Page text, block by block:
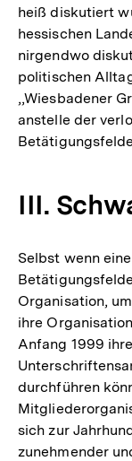
heiß diskutiert
hessischen
nirgendwo
politischen
,,Wiesbadener
anstelle der
III.
Selbst wenn
Organisation,
ihre
Anfang 1999
durchführen
sich zur
zunehmender